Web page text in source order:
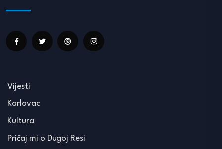
Vijesti
Karlovac
Kultura
Pričaj mi o Dugoj Resi